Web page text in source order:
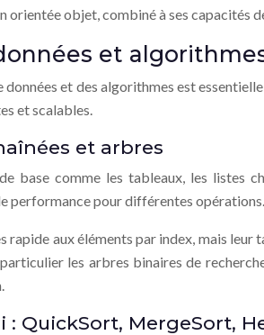
objet, combiné à ses capacités
et
données et des algorithmes est
et scalables.
et arbres
base comme les tableaux, les listes
performance pour différentes opérations.
rapide aux éléments par index, mais
les arbres binaires de
QuickSort, MergeSort,